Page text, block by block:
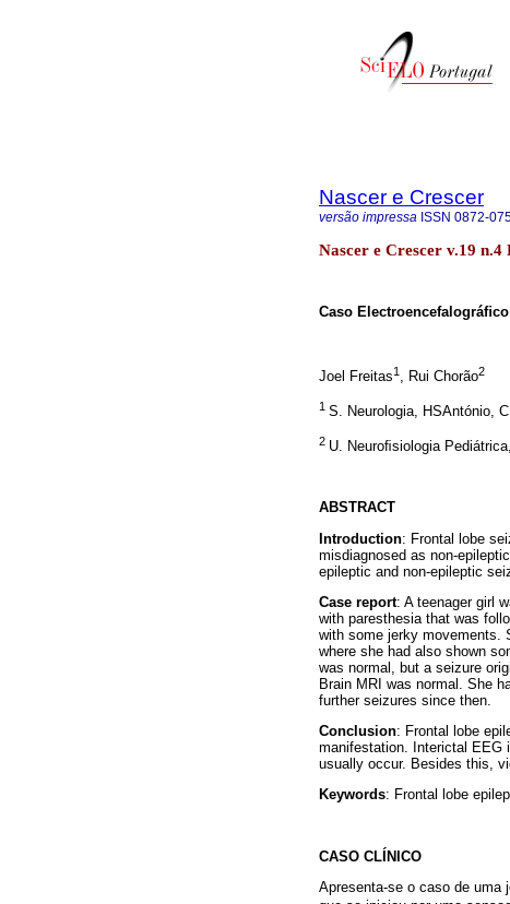
Nascer e Crescer
versão impressa ISSN 0872-
Nascer e Crescer v.19 n.4
Caso Electroencefalográﬁco
Joel Freitas1, Rui Chorão2
1 S. Neurologia, HSAntónio,
2 U. Neuroﬁsiologia
ABSTRACT
Introduction: Frontal lobe
misdiagnosed as non-
epileptic and non-epileptic
Case report: A teenager girl
with paresthesia that was
with some jerky movements.
where she had also shown
was normal, but a seizure
Brain MRI was normal. She
further seizures since then.
Conclusion: Frontal lobe
manifestation. Interictal EEG
usually occur. Besides this,
Keywords: Frontal lobe
CASO CLÍNICO
Apresenta-se o caso de uma